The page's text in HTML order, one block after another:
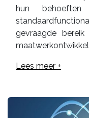
hun
gevraagde
Lees meer +